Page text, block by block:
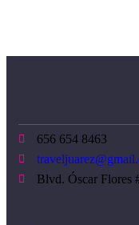
656 654 8463
Blvd. Óscar Flores